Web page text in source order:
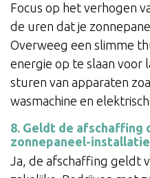
Focus op het verhogen
de uren dat je
Overweeg een slimme
energie op te slaan voor
sturen van apparaten
wasmachine en
8. Geldt de afschaffing
zonnepaneel-
Ja, de afschaffing geldt